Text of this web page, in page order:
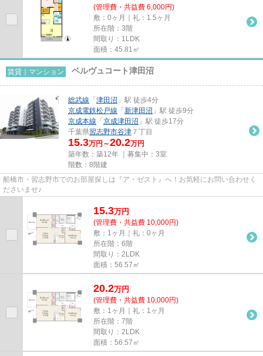
(管理費・共益費 6,000円)
敷：0ヶ月｜礼：1.5ヶ月
所在階：3階
間取り：1LDK
面積：45.81㎡
賃貸｜マンション ベルヴュコート津田沼
総武線 「 津田沼 」駅 徒歩4分
京成電鉄松戸線 「 新津田沼 」駅 徒歩9分
京成本線 「 京成津田沼 」駅 徒歩17分
千葉県習志野市谷津 ７丁目
15.3万円～20.2万円
築年数：築12年 ｜募集中： 3室
階数：8階建
船橋市・習志野市でのお部屋探しは『ア・ゼスト』へ！お気軽にお問い合わせく
ださいませ♪
15.3万円
(管理費・共益費 10,000円)
敷：1ヶ月｜礼：0ヶ月
所在階：6階
間取り：2LDK
面積：56.57㎡
20.2万円
(管理費・共益費 10,000円)
敷：1ヶ月｜礼：1ヶ月
所在階：7階
間取り：2LDK
面積：56.57㎡